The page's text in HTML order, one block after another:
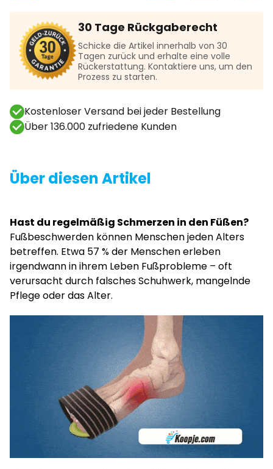
30 Tage Rückgaberecht
Schicke die Artikel innerhalb von 30
Tagen zurück und erhalte eine volle
Rückerstattung. Kontaktiere uns, um den
Prozess zu starten.
Kostenloser Versand bei jeder Bestellung
Über 136.000 zufriedene Kunden
Über diesen Artikel
Hast du regelmäßig Schmerzen in den Füßen?
Fußbeschwerden können Menschen jeden Alters
betreffen. Etwa 57 % der Menschen erleben
irgendwann in ihrem Leben Fußprobleme – oft
verursacht durch falsches Schuhwerk, mangelnde
Pflege oder das Alter.